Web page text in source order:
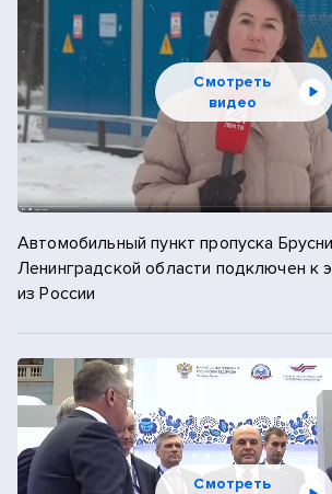
2019
2017
2014
2013
2012
2011
май
июнь
июль
август
сентябрь
октябрь
декабрь
Смотреть
видео
Автомобильный пункт пропуска
Ленинградской области подключен к
из России
Смотреть